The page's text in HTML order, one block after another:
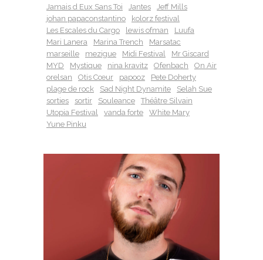
Jamais d Eux Sans Toi Jantes
Jeff Mills
johan papaconstantino
kolorz festival
Les Escales du Cargo
lewis ofman
Luufa
Mari Lanera
Marina Trench
Marsatac
marseille
mezigue Midi Festival
Mr Giscard
MYD
Mystique nina kravitz Ofenbach
On Air
orelsan
Otis Cœur papooz
Pete Doherty
plage de rock
Sad Night Dynamite
Selah Sue
sorties
sortir Souleance
Théâtre Silvain
Utopia Festival
vanda forte
White Mary
Yune Pinku